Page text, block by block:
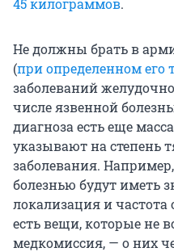
Не должны брать в
(при определенном его
заболеваний
числе язвенной
диагноза есть еще
указывают на степень
заболевания.
болезнью будут иметь
локализация и частота
есть вещи, которые не
медкомиссия, — о них